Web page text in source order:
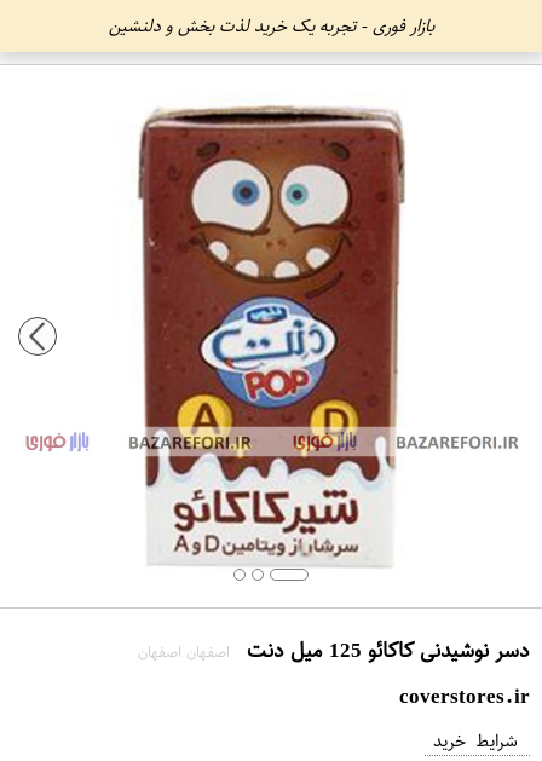
بازار فوری - تجربه یک خرید لذت بخش و دلنشین
دسر نوشیدنی کاکائو 125 میل دنت اصفهان اصفهان
coverstores.ir
شرایط خرید